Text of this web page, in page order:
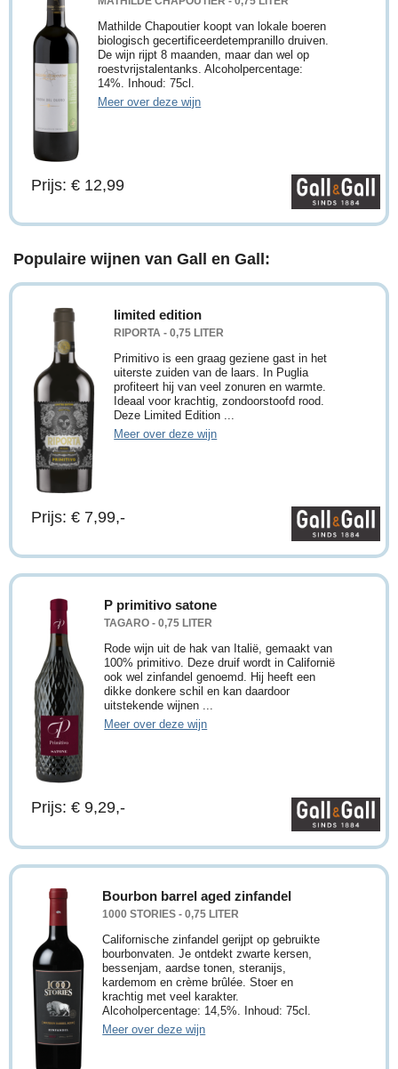
Mathilde Chapoutier koopt van lokale boeren
biologisch gecertificeerdetempranillo druiven.
De wijn rijpt 8 maanden, maar dan wel op
roestvrijstalentanks. Alcoholpercentage:
14%. Inhoud: 75cl.
Meer over deze wijn
Prijs: € 12,99
Populaire wijnen van Gall en Gall:
limited edition
RIPORTA - 0,75 LITER
Primitivo is een graag geziene gast in het
uiterste zuiden van de laars. In Puglia
profiteert hij van veel zonuren en warmte.
Ideaal voor krachtig, zondoorstoofd rood.
Deze Limited Edition ...
Meer over deze wijn
Prijs: € 7,99,-
P primitivo satone
TAGARO - 0,75 LITER
Rode wijn uit de hak van Italië, gemaakt van
100% primitivo. Deze druif wordt in Californië
ook wel zinfandel genoemd. Hij heeft een
dikke donkere schil en kan daardoor
uitstekende wijnen ...
Meer over deze wijn
Prijs: € 9,29,-
Bourbon barrel aged zinfandel
1000 STORIES - 0,75 LITER
Californische zinfandel gerijpt op gebruikte
bourbonvaten. Je ontdekt zwarte kersen,
bessenjam, aardse tonen, steranijs,
kardemom en crème brûlée. Stoer en
krachtig met veel karakter.
Alcoholpercentage: 14,5%. Inhoud: 75cl.
Meer over deze wijn